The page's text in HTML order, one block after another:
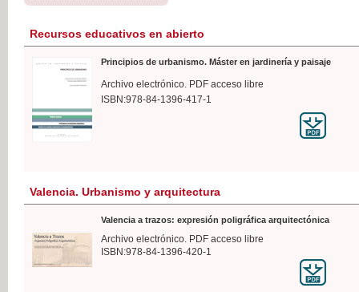
Recursos educativos en abierto
Principios de urbanismo. Máster en jardinería y paisaje
Archivo electrónico. PDF acceso libre
ISBN:978-84-1396-417-1
Valencia. Urbanismo y arquitectura
Valencia a trazos: expresión poligráfica arquitectónica
Archivo electrónico. PDF acceso libre
ISBN:978-84-1396-420-1